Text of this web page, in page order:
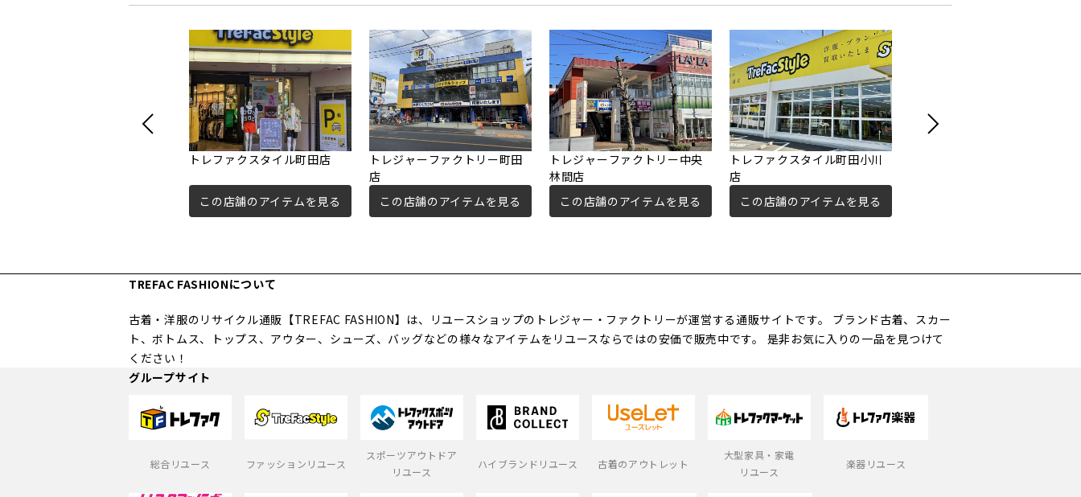
トレファクスタイル町田店
この店舗のアイテムを見る
トレジャーファクトリー町田
店
この店舗のアイテムを見る
トレジャーファクトリー中央
林間店
この店舗のアイテムを見る
トレファクスタイル町田小川
店
この店舗のアイテムを見る
TREFAC FASHIONについて
古着・洋服のリサイクル通販【TREFAC FASHION】は、リユースショップのトレジャー・ファクトリーが運営する通販サイトです。 ブランド古着、スカー
ト、ボトムス、トップス、アウター、シューズ、バッグなどの様々なアイテムをリユースならではの安価で販売中です。 是非お気に入りの一品を見つけて
ください！
グループサイト
総合リユース ファッションリユース
スポーツアウトドア
リユース
ハイブランドリユース 古着のアウトレット
大型家具・家電
リユース
楽器リユース